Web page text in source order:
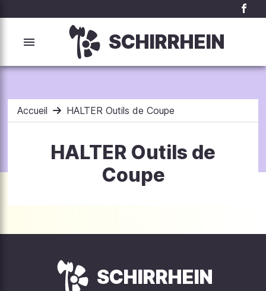
SCHIRRHEIN
Accueil HALTER Outils de Coupe
HALTER Outils de
Coupe
SCHIRRHEIN